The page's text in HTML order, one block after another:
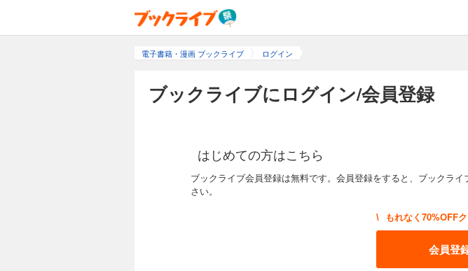
電子書籍・漫画 ブックライブ ログイン
ブックライブにログイン/会員登録
はじめての方はこちら
ブックライブ会員登録は無料です。会員登録をすると、ブックラ
さい。
\ もれなく70%OFF
会員登